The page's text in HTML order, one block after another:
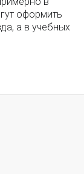
оформить
а в учебных